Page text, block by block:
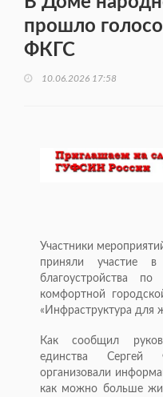
прошло
ФКГС
10.06.2026 17:58
Участники
приняли участие
благоустройства
комфортной
«Инфраструктура для
Как сообщил
единства Сергей
организовали
как можно больше